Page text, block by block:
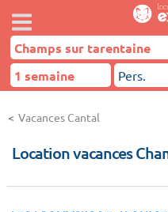
Vacances Cantal
Location vacances